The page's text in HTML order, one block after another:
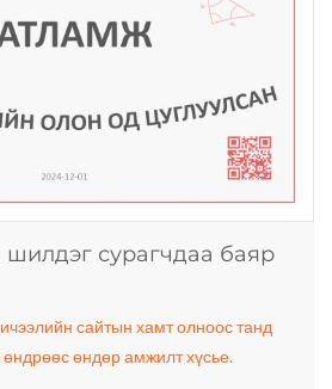
шилдэг сурагчдаа баяр
сайтын хамт олноос танд
өндөр амжилт хүсье.